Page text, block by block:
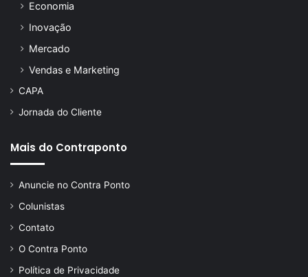
Economia
Inovação
Mercado
Vendas e Marketing
CAPA
Jornada do Cliente
Mais do Contraponto
Anuncie no Contra Ponto
Colunistas
Contato
O Contra Ponto
Política de Privacidade